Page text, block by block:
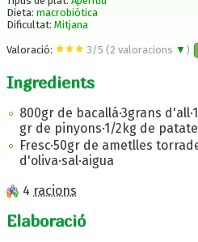
Dieta: macrobiòtica
Dificultat: Mitjana
Valoració: 3 /5 (2 valoracions ▼ )
Ingredients
800gr de bacallá·3grans
gr de pinyons·1/2kg de
Fresc·50gr de ametlles
d'oliva·sal·aigua
4 racions
Elaboració